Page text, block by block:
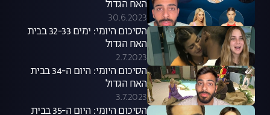
האח הגדול
30.6.2023
הסיכום היומי: ימים 32-33 בבית
האח הגדול
2.7.2023
הסיכום היומי: היום ה-34 בבית
האח הגדול
3.7.2023
הסיכום היומי: היום ה-35 בבית